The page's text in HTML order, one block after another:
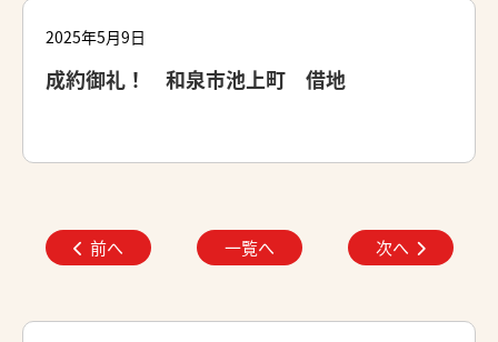
2025年5月9日
成約御礼！ 和泉市池上町 借地
前へ 一覧へ 次へ